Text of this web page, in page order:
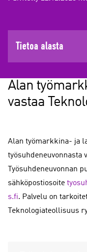
Tietoa alasta
Alan
vastaa
Alan työmarkkina- ja
työsuhdeneuvonnasta
Työsuhdeneuvonnan
sähköpostiosoite
s.fi. Palvelu on
Teknologiateollisuus